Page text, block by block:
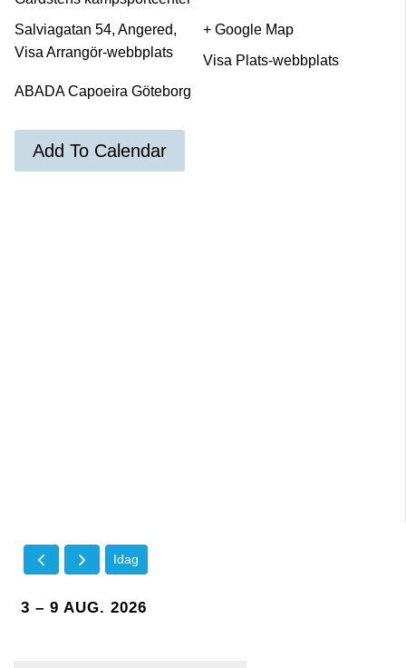
Salviagatan 54, Angered,
+ Google Map
Visa Plats-webbplats
ABADA Capoeira Göteborg
Visa Arrangör-webbplats
Add To Calendar
Idag
3 – 9 AUG. 2026